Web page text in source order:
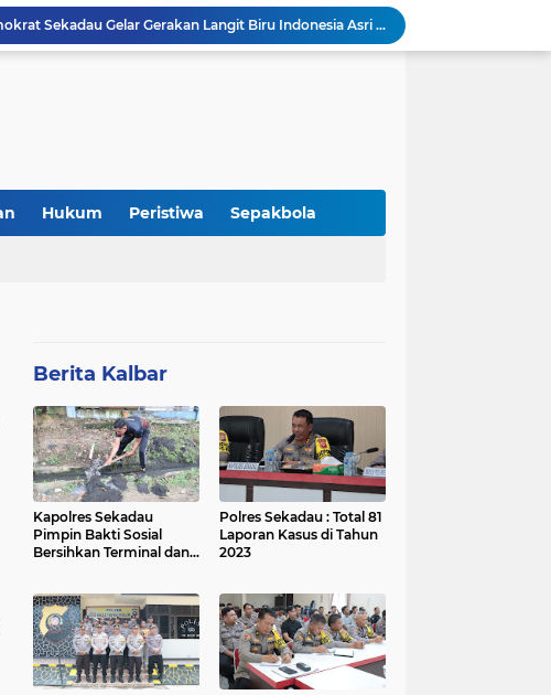
DPC Partai Demokrat Sekadau Gelar Gerakan Langit Biru Indonesia Asri di Gereja Agung Sekadau
Pemaparan Penerimaan PBG, DPMPTSP Sekadau Sampaikan Evaluasi Retribusi dan Pajak Daerah
Itu Tidak Selalu Datang
Kolaborasi Komunitas dan Kampus: Upaya Tingkatkan Minat Kuliah Generasi Muda Sekadau
Hukum Peristiwa Sepakbola
Berita Kalbar
Kapolres Sekadau
Pimpin Bakti Sosial
Bersihkan Terminal dan
Polres Sekadau : Total 81
Laporan Kasus di Tahun
2023